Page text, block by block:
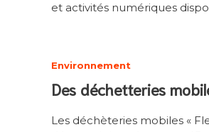
et activités numériques
Environnement
Des déchetteries
Les déchèteries mobiles «